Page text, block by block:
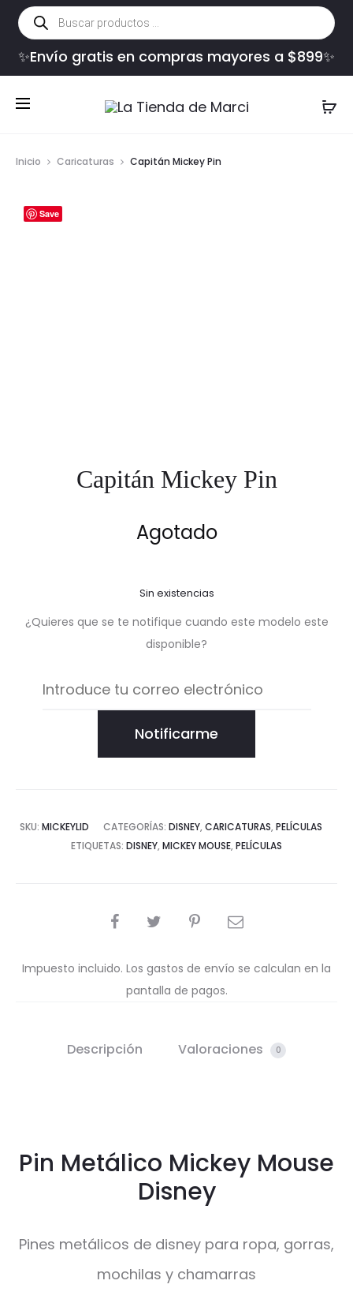
Búsqueda
de
productos
✨Envío gratis en compras mayores a $899✨
Inicio Caricaturas Capitán Mickey Pin
Save
Capitán Mickey Pin
Agotado
Sin existencias
¿Quieres que se te notifique cuando este modelo este
disponible?
Notificarme
SKU: MICKEYLID CATEGORÍAS: DISNEY, CARICATURAS, PELÍCULAS
ETIQUETAS: DISNEY, MICKEY MOUSE, PELÍCULAS
COMPARTIR
Impuesto incluido. Los gastos de envío se calculan en la
pantalla de pagos.
Descripción Valoraciones 0
Pin Metálico Mickey Mouse
Disney
Pines metálicos de disney para ropa, gorras,
mochilas y chamarras